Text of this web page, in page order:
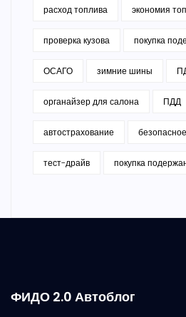
расход топлива экономия
проверка кузова покупка
ОСАГО зимние шины
органайзер для салона ПДД
автострахование
тест-драйв покупка
ФИДО 2.0 Автоблог